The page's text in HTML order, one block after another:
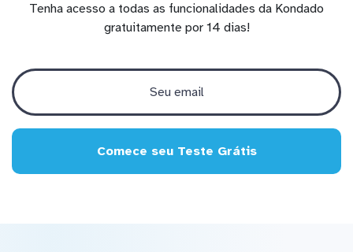
Tenha acesso a todas as funcionalidades da Kondado
gratuitamente por 14 dias!
Comece seu Teste Grátis